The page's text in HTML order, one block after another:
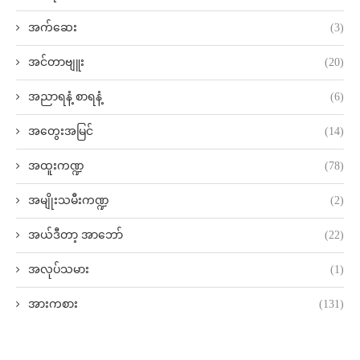
အက်ဆေး (3)
အင်တာဗျူး (20)
အညာရနံ့ စာရနံ့ (6)
အတွေးအမြင် (14)
အထူးကဏ္ဍ (78)
အမျိုးသမီးကဏ္ဍ (2)
အယ်ဒီတာ့ အာဘော် (22)
အလုပ်သမား (1)
အားကစား (131)